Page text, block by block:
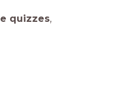
quizzes,